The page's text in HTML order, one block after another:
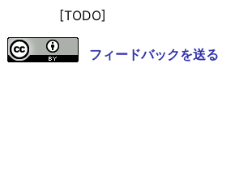
[TODO]
フィードバックを送る